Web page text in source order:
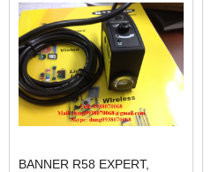
BANNER R58 EXPERT,